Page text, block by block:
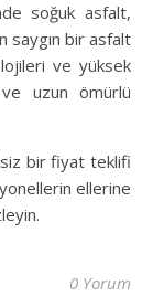
soğuk asfalt,
saygın bir asfalt
ve yüksek
ve uzun ömürlü
bir fiyat teklifi
ellerine
0 Yorum